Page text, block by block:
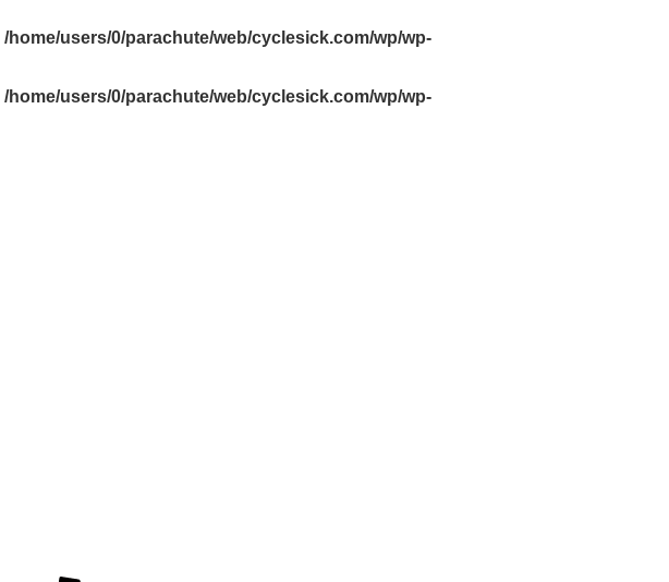
/home/users/0/parachute/web/cyclesick.com/wp/wp-
/home/users/0/parachute/web/cyclesick.com/wp/wp-